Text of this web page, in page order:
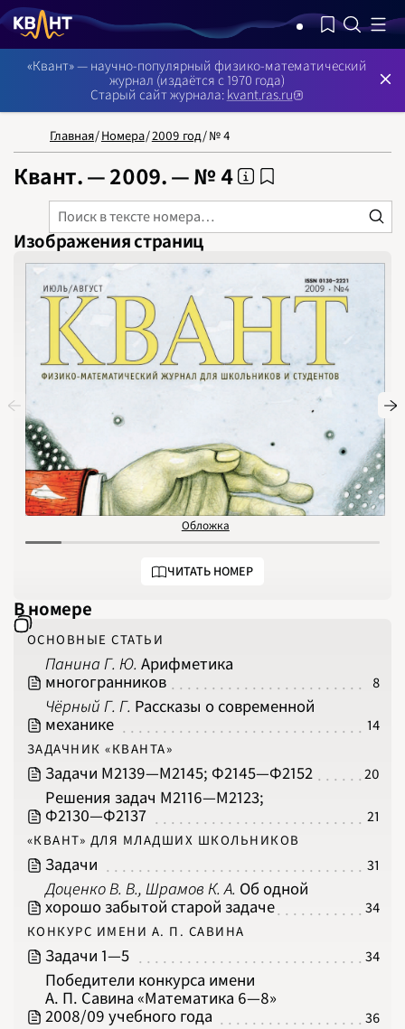
НОМЕРА СТАТЬИ ЗАДАЧИ УКАЗАТЕЛИ РУБРИКАТОРЫ
1970
1971
1973
1974
1981
1982
1983
1985
1986
1987
1989
1990
1991
1992
1993
1995
1996
1997
1999
2001
2002
2003
2004
2005
2007
2008
2009
2010
2011
2012
NB: Сортировка результатов — по релевантности, поиск в номерах
«Квант» — научно-популярный физико-математический
журнал (издаётся с 1970 года)
Старый сайт журнала: kvant.ras.ru
Главная/Номера/2009 год/№ 4
Квант. — 2009. — № 4
Изображения страниц
Обложка
ЧИТАТЬ НОМЕР
В номере
ОСНОВНЫЕ СТАТЬИ
Панина Г. Ю. Арифметика
многогранников
8
Чёрный Г. Г. Рассказы о современной
механике
14
ЗАДАЧНИК «КВАНТА»
Задачи М2139‍—‍М2145; Ф2145‍—‍Ф2152 20
Решения задач М2116‍—‍М2123;
Ф2130‍—‍Ф2137
21
«КВАНТ» ДЛЯ МЛАДШИХ ШКОЛЬНИКОВ
Задачи 31
Доценко В. В., Шрамов К. А. Об одной
хорошо забытой старой задаче
34
КОНКУРС ИМЕНИ А. П. САВИНА
Задачи 1‍—‍5 34
Победители конкурса имени
А. П. Савина «Математика 6‍—‍8»
2008/09 учебного года
36